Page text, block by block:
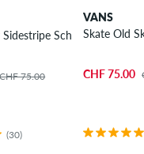
Schuh
CHF 75.00
(30)
VANS
Skate Old
CHF 75.00